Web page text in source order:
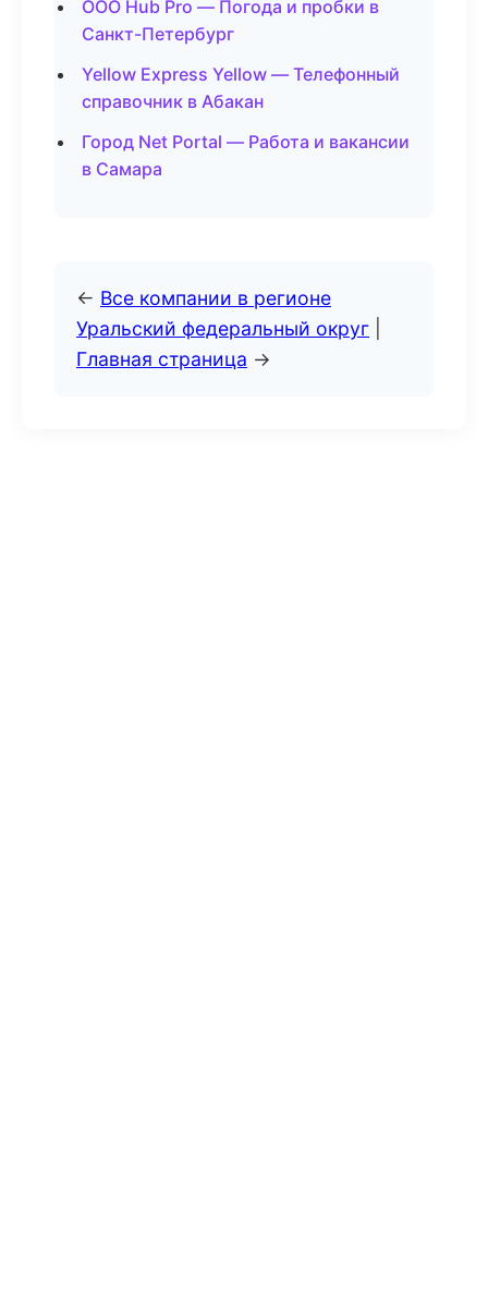
ООО Hub Pro — Погода и пробки в
Санкт-Петербург
Yellow Express Yellow — Телефонный
справочник в Абакан
Город Net Portal — Работа и вакансии
в Самара
← Все компании в регионе
Уральский федеральный округ
Главная страница →